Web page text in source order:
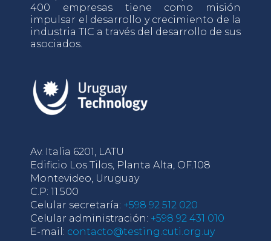
400 empresas tiene como misión
impulsar el desarrollo y crecimiento de la
industria TIC a través del desarrollo de sus
asociados.
Av. Italia 6201, LATU
Edificio Los Tilos, Planta Alta, OF.108
Montevideo, Uruguay
C.P: 11.500
Celular secretaría: +598 92 512 020
Celular administración: +598 92 431 010
E-mail: contacto@testing.cuti.org.uy